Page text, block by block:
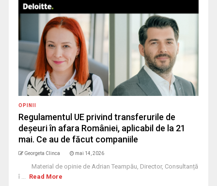
OPINII
Regulamentul UE privind transferurile de
deșeuri în afara României, aplicabil de la 21
mai. Ce au de făcut companiile
Georgeta Clinca mai 14, 2026
Material de opinie de Adrian Teampău, Director, Consultanță
î ... Read More